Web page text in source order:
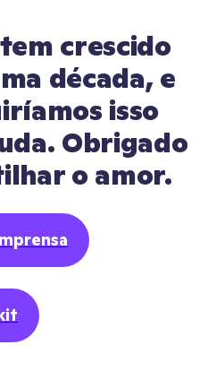
crescido
década, e
isso
Obrigado
o amor.